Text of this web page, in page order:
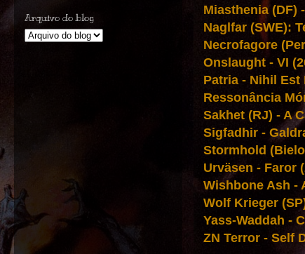
Miasthenia (DF)
Naglfar (SWE):
Necrofagore
Onslaught - VI
Patria - Nihil Est
Ressonância
Sakhet (RJ) - A
Sigfadhir -
Stormhold
Urväsen - Faror
Wishbone Ash -
Wolf Krieger
Yass-Waddah -
ZN Terror - Self
Arquivo do blog